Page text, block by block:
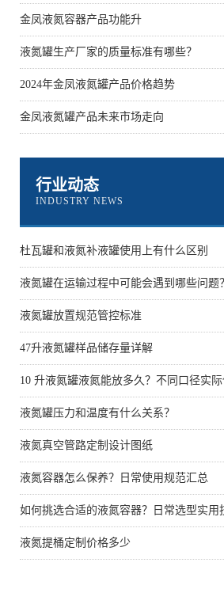
金凤液氮容器产品功能升
液氮罐生产厂家的质量标准有哪些？
2024年金凤液氮罐产品价格趋势
金凤液氮罐产品未来市场走向
行业动态
INDUSTRY NEWS
杜瓦罐和液氮补液罐使用上有什么区别
液氮罐在运输过程中可能会遇到哪些问题
液氮罐放置规范管控标准
47升液氮罐样品储存量详解
10 升液氮罐液氮能放多久？不同口径实
液氮罐压力和温度有什么关系？
液氮真空管路定制设计图纸
液氮容器怎么保养？日常使用规范汇总
如何挑选合适的液氮容器？日常选型实用
液氮提桶定制价格多少